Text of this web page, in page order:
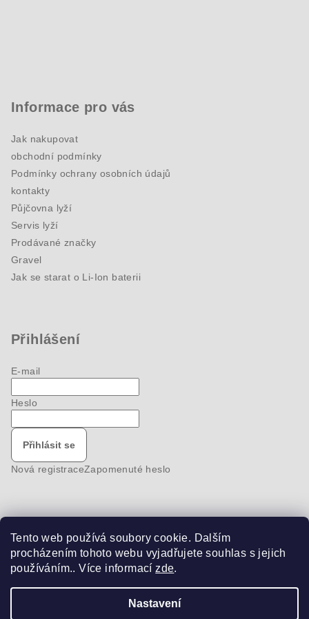
Tento web používá soubory cookie. Dalším
procházením tohoto webu vyjadřujete souhlas s jejich
používáním.. Více informacízde.
Nastavení
Informace pro vás
Jak nakupovat
obchodní podmínky
Podmínky ochrany osobních údajů
kontakty
Půjčovna lyží
Servis lyží
Prodávané značky
Gravel
Jak se starat o Li-Ion baterii
Přihlášení
E-mail
Heslo
Přihlásit se
Nová registraceZapomenuté heslo
Nákupní košík
0ks /0 Kč